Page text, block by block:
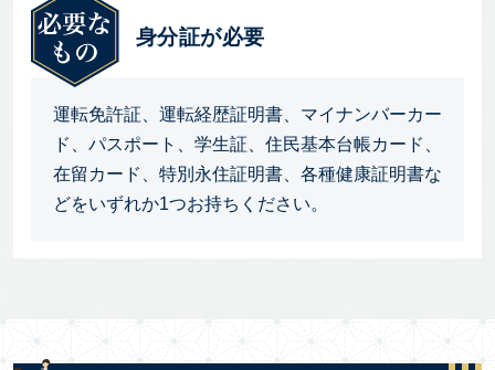
身分証が必要
運転免許証、運転経歴証明書、マイナンバーカー
ド、パスポート、学生証、住民基本台帳カード、
在留カード、特別永住証明書、各種健康証明書な
どをいずれか1つお持ちください。